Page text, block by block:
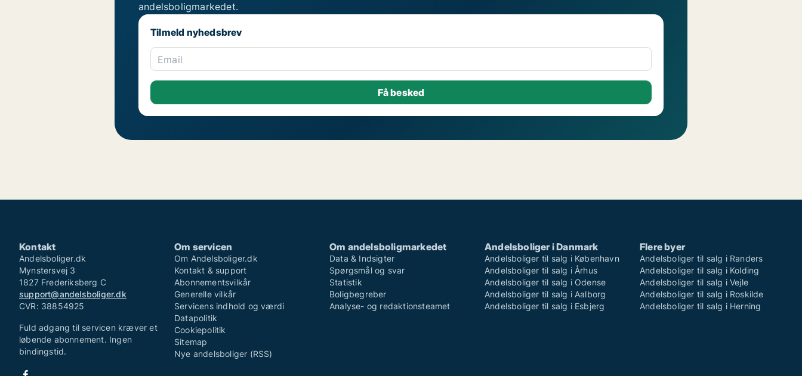
andelsboligmarkedet.
Tilmeld nyhedsbrev
Email
Kontakt
Andelsboliger.dk
Mynstersvej 3
1827 Frederiksberg C
support@andelsboliger.dk
CVR: 38854925
Fuld adgang til servicen kræver et
løbende abonnement. Ingen
bindingstid.
Om servicen
Om Andelsboliger.dk
Kontakt & support
Abonnementsvilkår
Generelle vilkår
Servicens indhold og værdi
Datapolitik
Cookiepolitik
Sitemap
Nye andelsboliger (RSS)
Om andelsboligmarkedet
Data & Indsigter
Spørgsmål og svar
Statistik
Boligbegreber
Analyse- og redaktionsteamet
Andelsboliger i Danmark
Andelsboliger til salg i København
Andelsboliger til salg i Århus
Andelsboliger til salg i Odense
Andelsboliger til salg i Aalborg
Andelsboliger til salg i Esbjerg
Flere byer
Andelsboliger til salg i Randers
Andelsboliger til salg i Kolding
Andelsboliger til salg i Vejle
Andelsboliger til salg i Roskilde
Andelsboliger til salg i Herning